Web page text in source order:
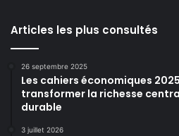
Articles les plus consultés
26 septembre 2025
Les cahiers économiques
transformer la richesse
durable
3 juillet 2026